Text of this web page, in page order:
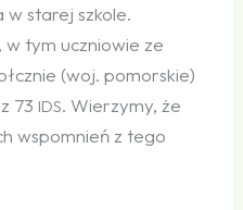
w starej szkole.
w tym uczniowie ze
(woj. pomorskie)
73 IDS. Wierzymy, że
wspomnień z tego